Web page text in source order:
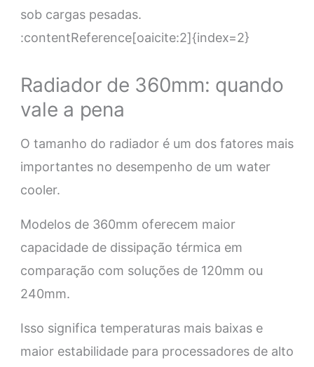
sob cargas pesadas.
:contentReference[oaicite:2]{index=2}
Radiador de 360mm: quando
vale a pena
O tamanho do radiador é um dos fatores mais
importantes no desempenho de um water
cooler.
Modelos de 360mm oferecem maior
capacidade de dissipação térmica em
comparação com soluções de 120mm ou
240mm.
Isso significa temperaturas mais baixas e
maior estabilidade para processadores de alto